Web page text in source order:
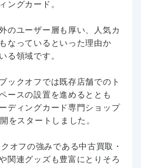
ングカード。
のユーザー層も厚い、人気カ
なっているといった理由か
る領域です。
ックオフでは既存店舗でのト
ースの設置を進めるととも
ディングカード専門ショップ
をスタートしました。
オフの強みである中古買取・
関連グッズも豊富にとりそろ